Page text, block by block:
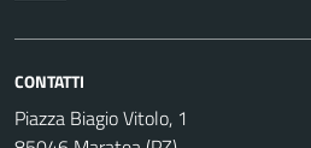
CONTATTI
Piazza Biagio Vitolo, 1